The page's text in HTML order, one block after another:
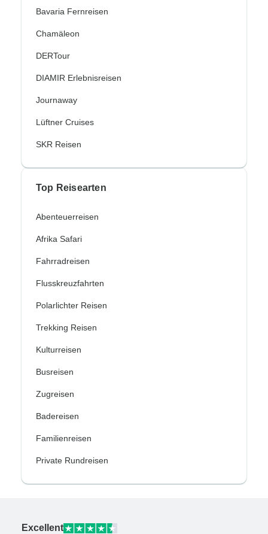
Bavaria Fernreisen
Chamäleon
DERTour
DIAMIR Erlebnisreisen
Journaway
Lüftner Cruises
SKR Reisen
Top Reisearten
Abenteuerreisen
Afrika Safari
Fahrradreisen
Flusskreuzfahrten
Polarlichter Reisen
Trekking Reisen
Kulturreisen
Busreisen
Zugreisen
Badereisen
Familienreisen
Private Rundreisen
Excellent